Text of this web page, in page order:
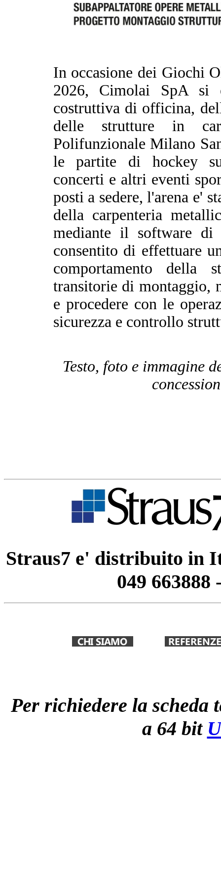
In occasione dei Giochi
2026, Cimolai SpA si
costruttiva di officina,
delle strutture in
Polifunzionale Milano
le partite di hockey su
concerti e altri eventi
posti a sedere, l'arena e'
della carpenteria
mediante il software
consentito di effettuare
comportamento della
transitorie di montaggio,
e procedere con le
sicurezza e controllo
Testo, foto e immagine
Straus7 e' distribuito in
049 663888
Per richiedere la scheda
a 64 bit